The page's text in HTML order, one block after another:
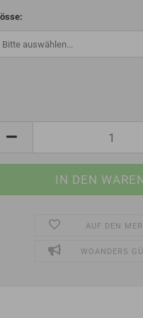
AUF DEN
WOANDERS